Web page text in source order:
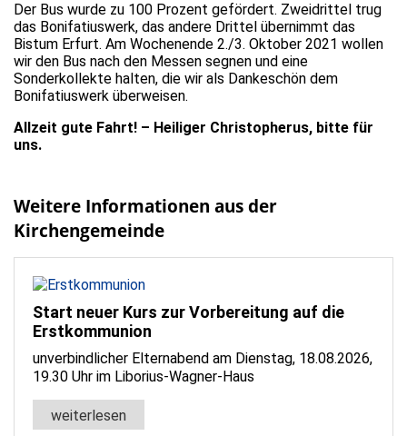
Der Bus wurde zu 100 Prozent gefördert. Zweidrittel trug
das Bonifatiuswerk, das andere Drittel übernimmt das
Bistum Erfurt. Am Wochenende 2./3. Oktober 2021 wollen
wir den Bus nach den Messen segnen und eine
Sonderkollekte halten, die wir als Dankeschön dem
Bonifatiuswerk überweisen.
Allzeit gute Fahrt! – Heiliger Christopherus, bitte für
uns.
Weitere Informationen aus der
Kirchengemeinde
Start neuer Kurs zur Vorbereitung auf die
Erstkommunion
unverbindlicher Elternabend am Dienstag, 18.08.2026,
19.30 Uhr im Liborius-Wagner-Haus
weiterlesen